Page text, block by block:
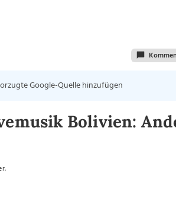
Google-Quelle hinzufügen
Bolivien:
,